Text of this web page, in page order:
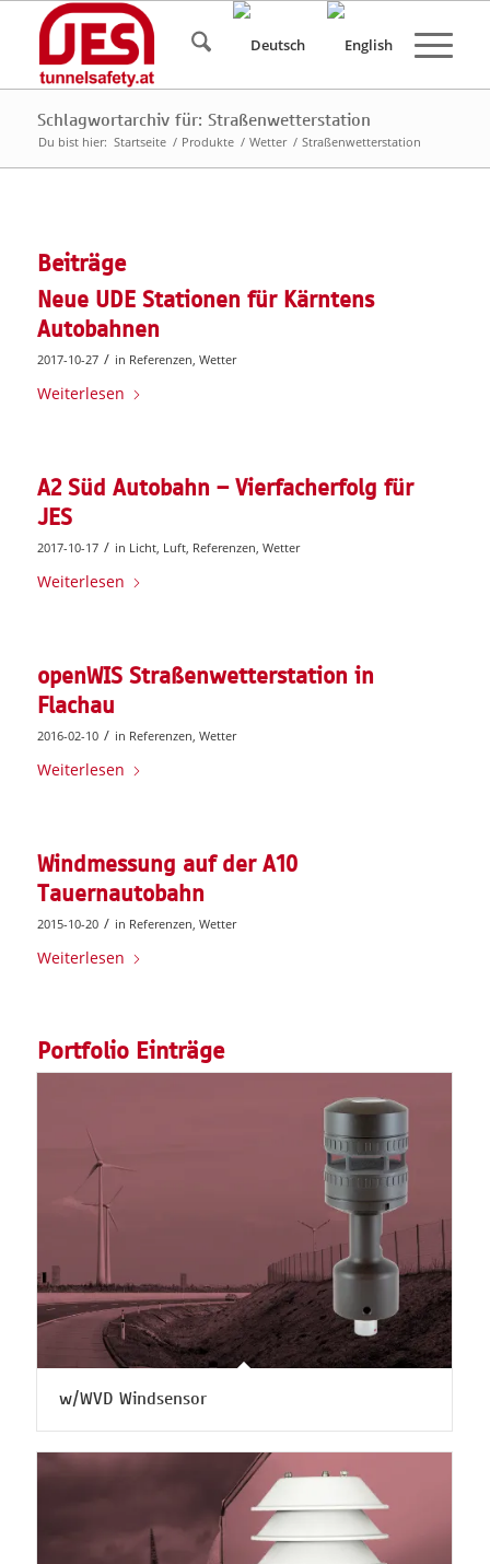
Schlagwortarchiv für: Straßenwetterstation
Du bist hier: Startseite / Produkte / Wetter / Straßenwetterstation
Beiträge
Neue UDE Stationen für Kärntens
Autobahnen
2017-10-27 / in Referenzen, Wetter
Weiterlesen
A2 Süd Autobahn – Vierfacherfolg für
JES
2017-10-17 / in Licht, Luft, Referenzen, Wetter
Weiterlesen
openWIS Straßenwetterstation in
Flachau
2016-02-10 / in Referenzen, Wetter
Weiterlesen
Windmessung auf der A10
Tauernautobahn
2015-10-20 / in Referenzen, Wetter
Weiterlesen
Portfolio Einträge
w/WVD Windsensor